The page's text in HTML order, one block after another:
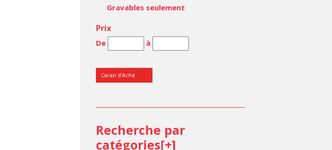
Digee
DiLoro
Diplomat
e + m
Ecowoodturner
Esterbrook
Faber-Castell Office
Faber-Castell, Graf von
Gravables seulement
Prix
De à
Caran d'Ache
Recherche par
catégories[+]